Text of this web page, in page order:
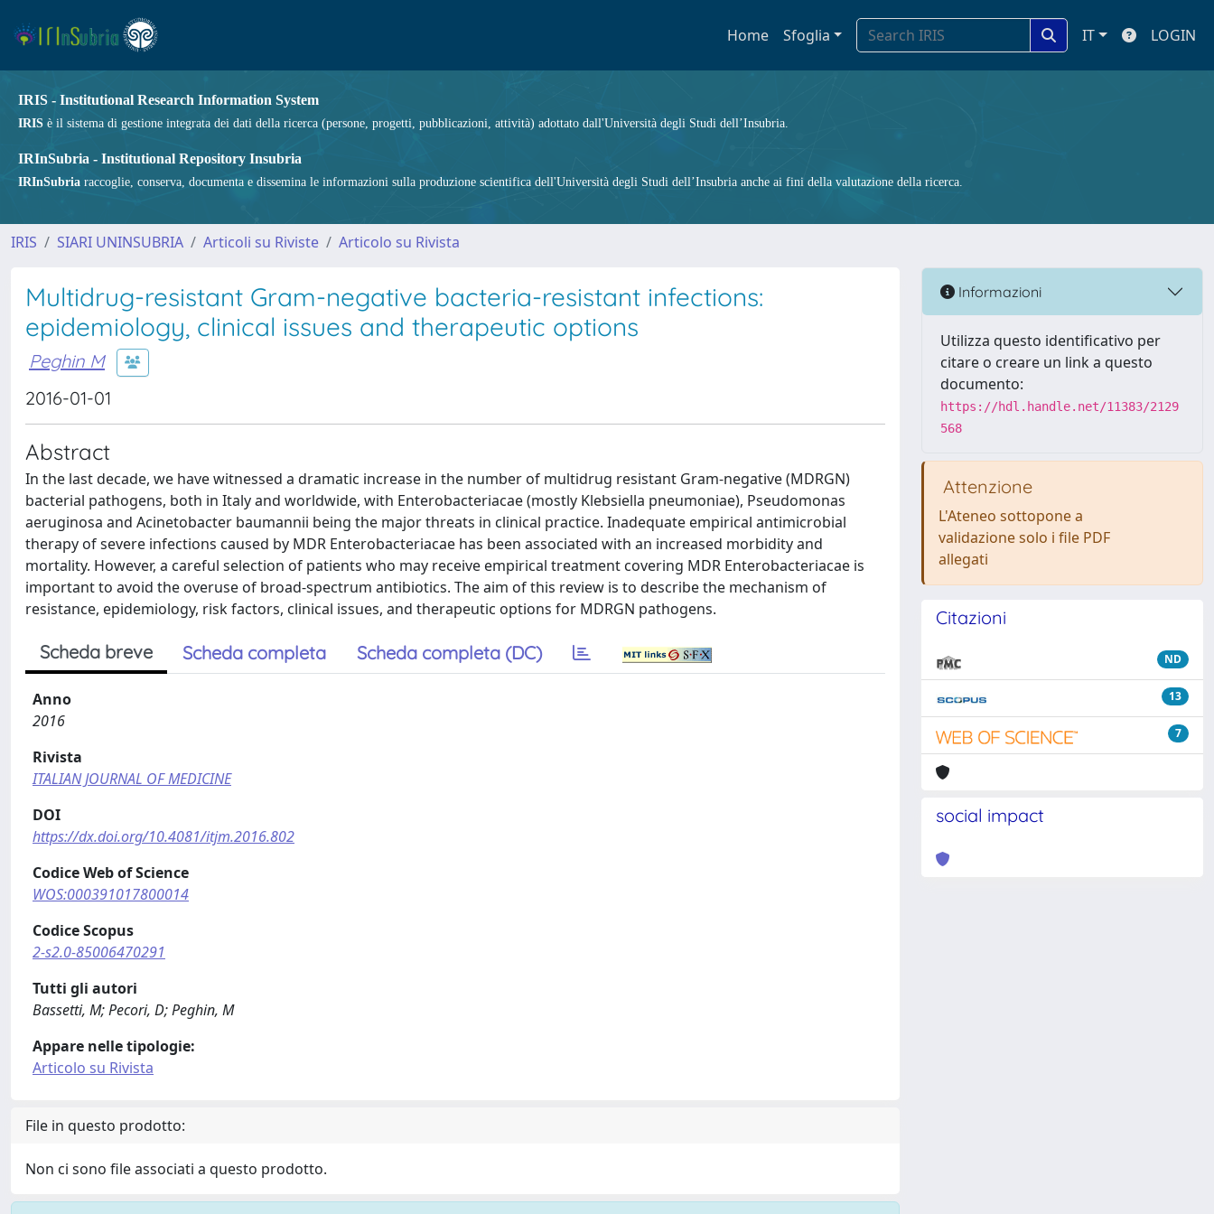
Home Sfoglia IT LOGIN
IRIS - Institutional Research Information System
IRIS è il sistema di gestione integrata dei dati della ricerca (persone, progetti, pubblicazioni, attività) adottato dall'Università degli Studi dell’Insubria.
IRInSubria - Institutional Repository Insubria
IRInSubria raccoglie, conserva, documenta e dissemina le informazioni sulla produzione scientifica dell'Università degli Studi dell’Insubria anche ai fini della valutazione della ricerca.
IRIS SIARI UNINSUBRIA Articoli su Riviste Articolo su Rivista
Multidrug-resistant Gram-negative bacteria-resistant infections:
epidemiology, clinical issues and therapeutic options
Peghin M
2016-01-01
Abstract
In the last decade, we have witnessed a dramatic increase in the number of multidrug resistant Gram-negative (MDRGN)
bacterial pathogens, both in Italy and worldwide, with Enterobacteriacae (mostly Klebsiella pneumoniae), Pseudomonas
aeruginosa and Acinetobacter baumannii being the major threats in clinical practice. Inadequate empirical antimicrobial
therapy of severe infections caused by MDR Enterobacteriacae has been associated with an increased morbidity and
mortality. However, a careful selection of patients who may receive empirical treatment covering MDR Enterobacteriacae is
important to avoid the overuse of broad-spectrum antibiotics. The aim of this review is to describe the mechanism of
resistance, epidemiology, risk factors, clinical issues, and therapeutic options for MDRGN pathogens.
Scheda breve Scheda completa Scheda completa (DC)
Anno
2016
Rivista
ITALIAN JOURNAL OF MEDICINE
DOI
https://dx.doi.org/10.4081/itjm.2016.802
Codice Web of Science
WOS:000391017800014
Codice Scopus
2-s2.0-85006470291
Tutti gli autori
Bassetti, M; Pecori, D; Peghin, M
Appare nelle tipologie:
Articolo su Rivista
File in questo prodotto:
Non ci sono file associati a questo prodotto.
Informazioni
Utilizza questo identificativo per
citare o creare un link a questo
documento:
https://hdl.handle.net/11383/2129
568
Attenzione
L'Ateneo sottopone a
validazione solo i file PDF
allegati
Citazioni
ND
13
7
social impact